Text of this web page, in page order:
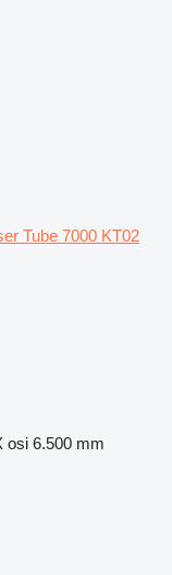
Tube 7000 KT02
osi 6.500 mm